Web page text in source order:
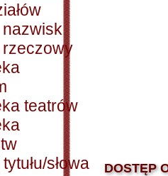
teatrów
słowa
DOSTĘP